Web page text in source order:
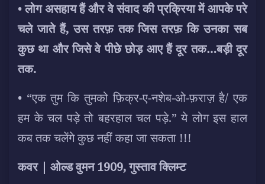
•लोग असहाय हैं और वे संवाद की प्रक्रिया में आपके परे
चले जाते हैं, उस तरफ़ तक जिस तरफ़ कि उनका सब
कुछ था और जिसे वे पीछे छोड़ आए हैं दूर तक…बड़ी दूर
तक.
• “एक तुम कि तुमको फ़िक्र-ए-नशेब-ओ-फ़राज़ है/ एक
हम के चल पड़े तो बहरहाल चल पड़े.” ये लोग इस हाल
कब तक चलेंगे कुछ नहीं कहा जा सकता !!!
कवर | ओल्ड वुमन 1909, गुस्ताव क्लिम्ट